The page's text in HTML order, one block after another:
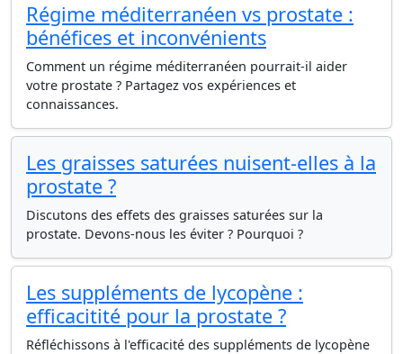
Régime méditerranéen vs prostate :
bénéfices et inconvénients
Comment un régime méditerranéen pourrait-il aider
votre prostate ? Partagez vos expériences et
connaissances.
Les graisses saturées nuisent-elles à la
prostate ?
Discutons des effets des graisses saturées sur la
prostate. Devons-nous les éviter ? Pourquoi ?
Les suppléments de lycopène :
efficacitité pour la prostate ?
Réfléchissons à l'efficacité des suppléments de lycopène